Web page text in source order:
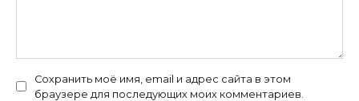
Сохранить моё имя, email и адрес сайта в этом
браузере для последующих моих комментариев.